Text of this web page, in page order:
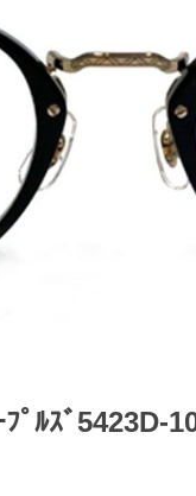
ﾌﾟﾙｽﾞ5423D-